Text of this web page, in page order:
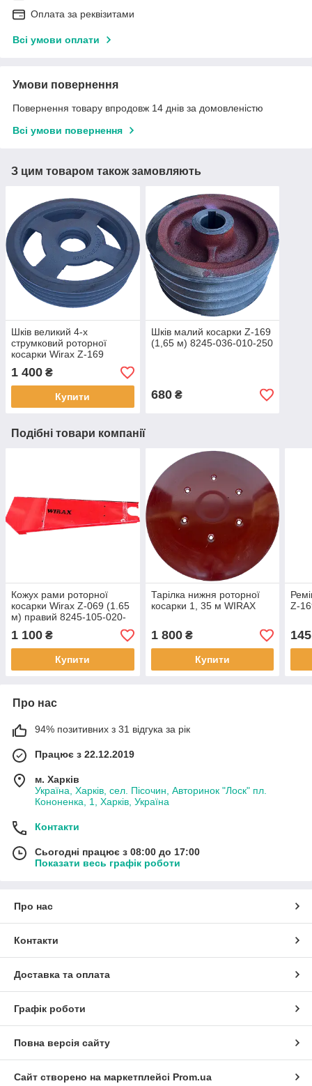
Оплата за реквізитами
Всі умови оплати
Умови повернення
Повернення товару впродовж 14 днів за домовленістю
Всі умови повернення
З цим товаром також замовляють
Шків великий 4-х
струмковий роторної
косарки Wirax Z-169
(1,65м) 8245-036-020-185
1 400 ₴
Купити
Шків малий косарки Z-169
(1,65 м) 8245-036-010-250
680₴
Подібні товари компанії
Кожух рами роторної
косарки Wirax Z-069 (1.65
м) правий 8245-105-020-
1 100 ₴
Купити
Тарілка нижня роторної
косарки 1, 35 м WIRAX
1 800₴
Купити
Z-
145
Про нас
94% позитивних з 31 відгука за рік
Працює з 22.12.2019
м. Харків
Україна, Харків, сел. Пісочин, Авторинок "Лоск" пл.
Кононенка, 1, Харків, Україна
Контакти
Сьогодні працює з 08:00 до 17:00
Показати весь графік роботи
Про нас
Контакти
Доставка та оплата
Графік роботи
Повна версія сайту
Сайт створено на маркетплейсі Prom.ua